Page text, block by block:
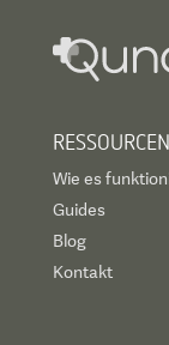
RESSOURCEN
Wie es
Guides
Blog
Kontakt